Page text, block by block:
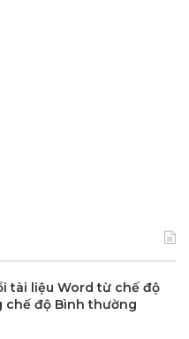
tài liệu Word từ chế độ
chế độ Bình thường